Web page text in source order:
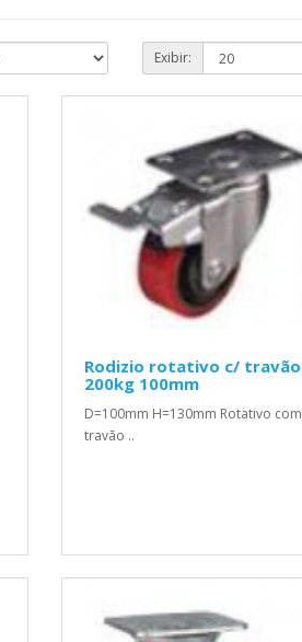
Exibir:
Rodizio rotativo c/ travão
200kg 100mm
D=100mm H=130mm Rotativo com
travão ..